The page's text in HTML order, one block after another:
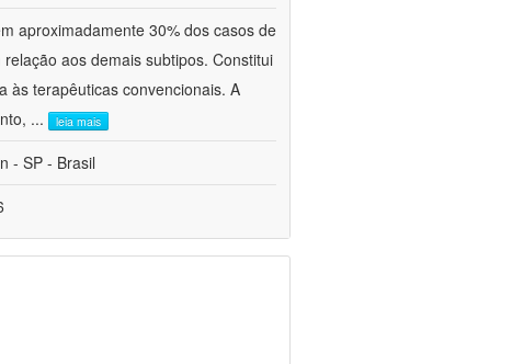
aproximadamente 30% dos casos de
aos demais subtipos. Constitui
às terapêuticas convencionais. A
... leia mais
- SP - Brasil